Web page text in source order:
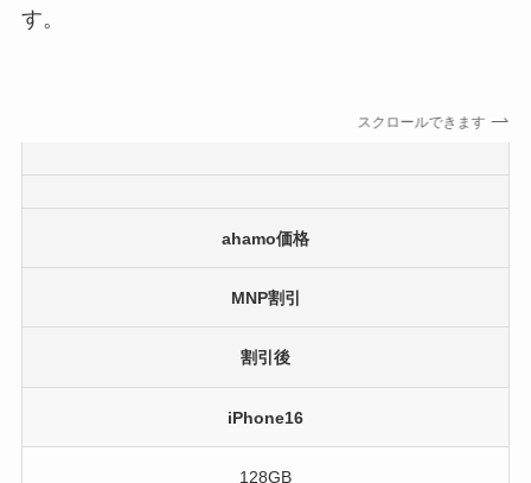
す。
スクロールできます
ahamo価格
MNP割引
割引後
iPhone16
128GB